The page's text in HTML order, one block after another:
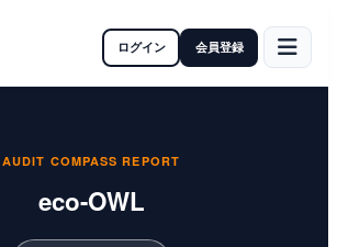
ログイン 会員登録
AUDIT COMPASS REPORT
eco-OWL